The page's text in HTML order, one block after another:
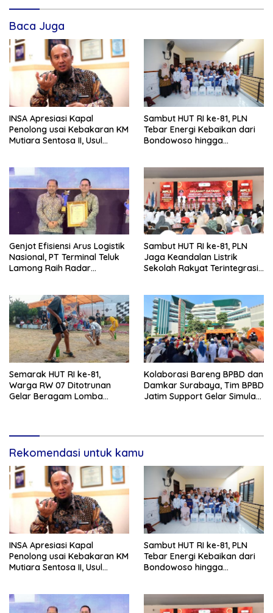
Baca Juga
INSA Apresiasi Kapal
Penolong usai Kebakaran KM
Mutiara Sentosa II, Usul
Sambut HUT RI ke-81, PLN
Tebar Energi Kebaikan dari
Bondowoso hingga
Genjot Efisiensi Arus Logistik
Nasional, PT Terminal Teluk
Lamong Raih Radar
Sambut HUT RI ke-81, PLN
Jaga Keandalan Listrik
Sekolah Rakyat Terintegrasi 1
Semarak HUT RI ke-81,
Warga RW 07 Ditotrunan
Gelar Beragam Lomba
Kolaborasi Bareng BPBD dan
Damkar Surabaya, Tim BPBD
Jatim Support Gelar Simulasi
Rekomendasi untuk kamu
INSA Apresiasi Kapal
Penolong usai Kebakaran KM
Mutiara Sentosa II, Usul
Sambut HUT RI ke-81, PLN
Tebar Energi Kebaikan dari
Bondowoso hingga